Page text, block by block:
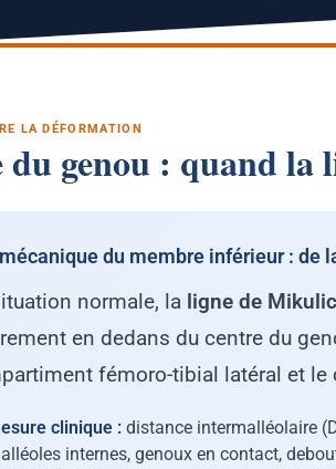
LA DÉFORMATION
du genou : quand la
du membre inférieur : de
normale, la ligne de
en dedans du centre du
fémoro-tibial latéral et
clinique :distance intermalléolaire
internes, genoux en contact,